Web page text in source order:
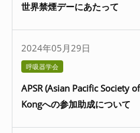
世界禁煙デーにあたって
2024年05月29日
呼吸器学会
APSR (Asian Pacific Society
Kongへの参加助成について